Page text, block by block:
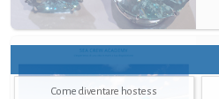
Come diventare hostess